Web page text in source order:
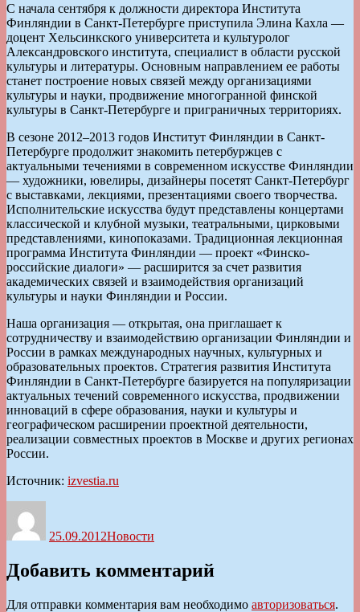
С начала сентября к должности директора Института
Финляндии в Санкт-Петербурге приступила Элина Кахла —
доцент Хельсинкского университета и культуролог
Александровского института, специалист в области русской
культуры и литературы. Основным направлением ее работы
станет построение новых связей между организациями
культуры и науки, продвижение многогранной финской
культуры в Санкт-Петербурге и приграничных территориях.
В сезоне 2012–2013 годов Институт Финляндии в Санкт-
Петербурге продолжит знакомить петербуржцев с
актуальными течениями в современном искусстве Финляндии
— художники, ювелиры, дизайнеры посетят Санкт-Петербург
с выставками, лекциями, презентациями своего творчества.
Исполнительские искусства будут представлены концертами
классической и клубной музыки, театральными, цирковыми
представлениями, кинопоказами. Традиционная лекционная
программа Института Финляндии — проект «Финско-
российские диалоги» — расширится за счет развития
академических связей и взаимодействия организаций
культуры и науки Финляндии и России.
Наша организация — открытая, она приглашает к
сотрудничеству и взаимодействию организации Финляндии и
России в рамках международных научных, культурных и
образовательных проектов. Стратегия развития Института
Финляндии в Санкт-Петербурге базируется на популяризации
актуальных течений современного искусства, продвижении
инноваций в сфере образования, науки и культуры и
географическом расширении проектной деятельности,
реализации совместных проектов в Москве и других регионах
России.
Источник: izvestia.ru
25.09.2012Новости
Добавить комментарий
Для отправки комментария вам необходимо авторизоваться.